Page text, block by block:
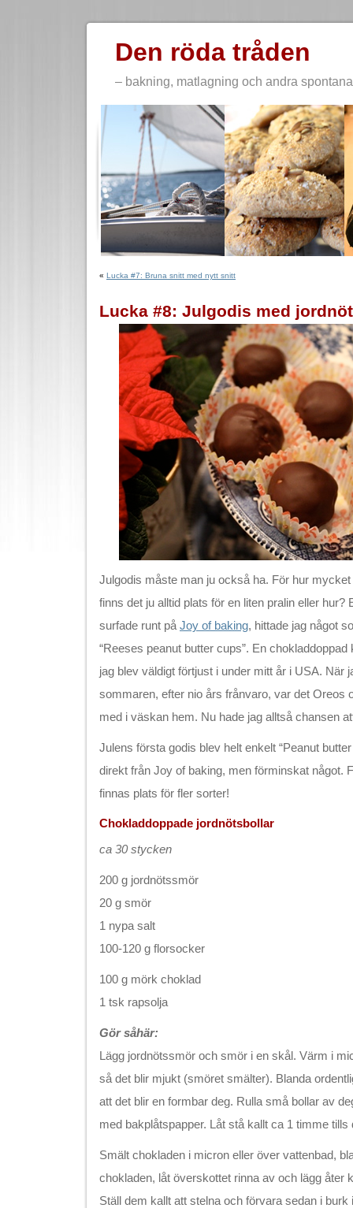
Den röda tråden
– bakning, matlagning och andra
« Lucka #7: Bruna snitt med nytt snitt
Lucka #8: Julgodis med
Julgodis måste man ju också ha. För hur
finns det ju alltid plats för en liten pralin eller hur?
surfade runt på Joy of baking, hittade jag något
“Reeses peanut butter cups”. En
jag blev väldigt förtjust i under mitt år i USA. När
sommaren, efter nio års frånvaro, var det Oreos
med i väskan hem. Nu hade jag alltså chansen
Julens första godis blev helt enkelt “Peanut
direkt från Joy of baking, men förminskat något.
finnas plats för fler sorter!
Chokladdoppade jordnötsbollar
ca 30 stycken
200 g jordnötssmör
20 g smör
1 nypa salt
100-120 g florsocker
100 g mörk choklad
1 tsk rapsolja
Gör såhär:
Lägg jordnötssmör och smör i en skål. Värm i
så det blir mjukt (smöret smälter). Blanda
att det blir en formbar deg. Rulla små bollar av
med bakplåtspapper. Låt stå kallt ca 1 timme tills
Smält chokladen i micron eller över vattenbad,
chokladen, låt överskottet rinna av och lägg åter
Ställ dem kallt att stelna och förvara sedan i